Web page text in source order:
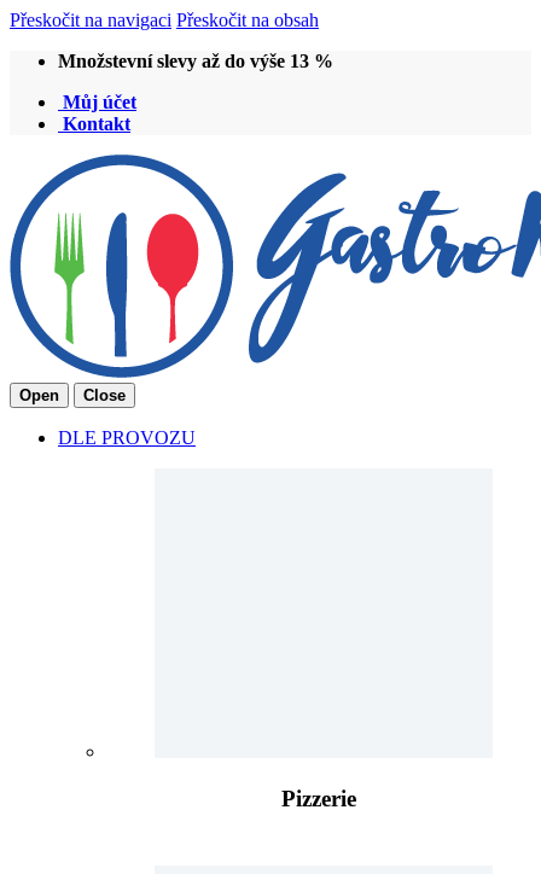
Přeskočit na navigaci Přeskočit na obsah
Množstevní slevy až do výše 13 %
Můj účet
Kontakt
Open Close
DLE PROVOZU
Pizzerie